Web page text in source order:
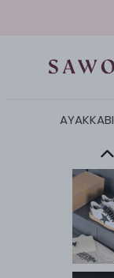
AYAKKABI